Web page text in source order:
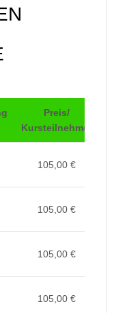
Preis/
Kursteilnehmer
105,00 €
105,00 €
105,00 €
105,00 €